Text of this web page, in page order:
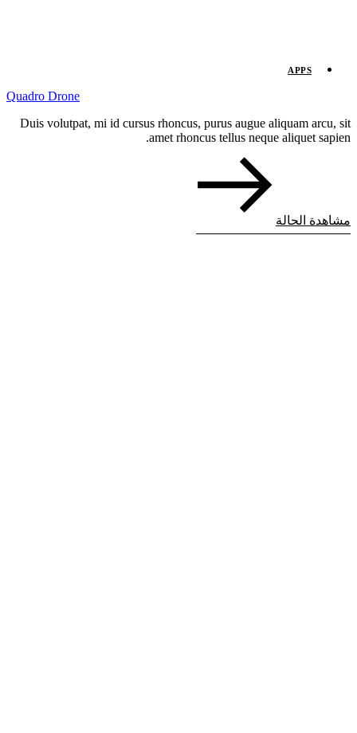
APPS
Quadro Drone
Duis volutpat, mi id cursus rhoncus, purus augue aliquam arcu, sit
amet rhoncus tellus neque aliquet sapien.
مشاهدة الحالة